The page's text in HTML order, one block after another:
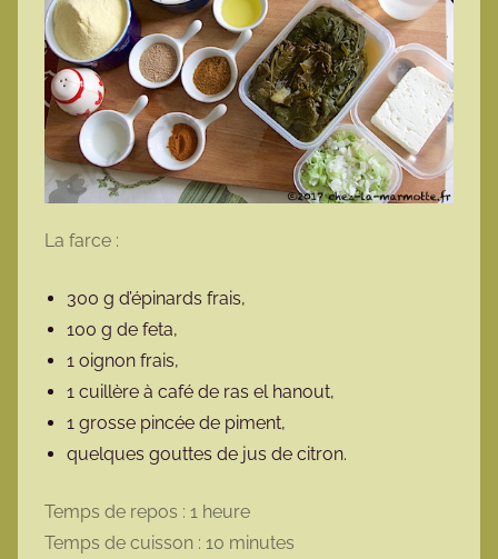
La farce :
300 g d’épinards frais,
100 g de feta,
1 oignon frais,
1 cuillère à café de ras el hanout,
1 grosse pincée de piment,
quelques gouttes de jus de citron.
Temps de repos : 1 heure
Temps de cuisson : 10 minutes